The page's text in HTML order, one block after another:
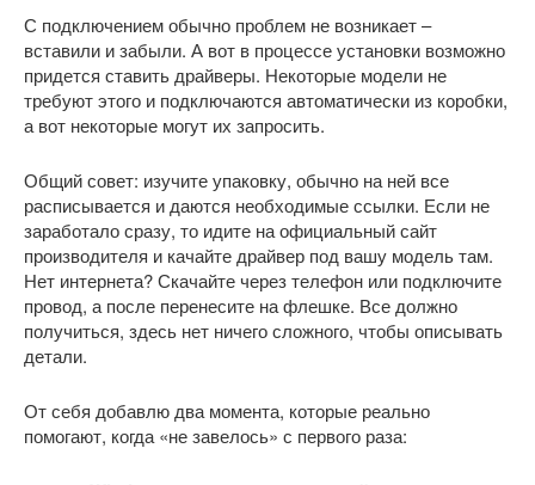
С подключением обычно проблем не возникает –
вставили и забыли. А вот в процессе установки возможно
придется ставить драйверы. Некоторые модели не
требуют этого и подключаются автоматически из коробки,
а вот некоторые могут их запросить.
Общий совет: изучите упаковку, обычно на ней все
расписывается и даются необходимые ссылки. Если не
заработало сразу, то идите на официальный сайт
производителя и качайте драйвер под вашу модель там.
Нет интернета? Скачайте через телефон или подключите
провод, а после перенесите на флешке. Все должно
получиться, здесь нет ничего сложного, чтобы описывать
детали.
От себя добавлю два момента, которые реально
помогают, когда «не завелось» с первого раза: